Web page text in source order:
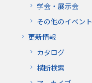
学会・展示会
その他のイベント
更新情報
カタログ
横断検索